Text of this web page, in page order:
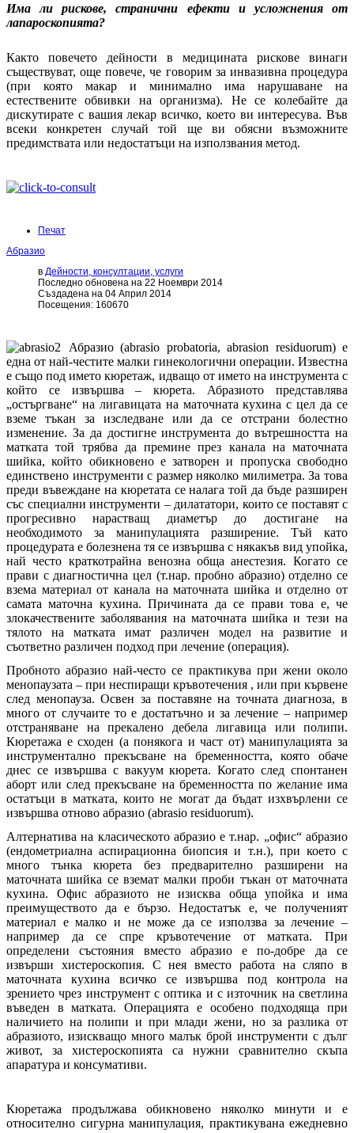
Има ли рискове, странични ефекти и усложнения от
лапароскопията?
Както повечето дейности в медицината рискове винаги
съществуват, още повече, че говорим за инвазивна процедура
(при която макар и минимално има нарушаване на
естествените обвивки на организма). Не се колебайте да
дискутирате с вашия лекар всичко, което ви интересува. Във
всеки конкретен случай той ще ви обясни възможните
предимствата или недостатъци на използвания метод.
Печат
Абразио
в Дейности, консултации, услуги
Последно обновена на 22 Ноември 2014
Създадена на 04 Април 2014
Посещения: 160670
Абразио (abrasio probatoria, abrasion residuorum) е
една от най-честите малки гинекологични операции. Известна
е също под името кюретаж, идващо от името на инструмента с
който се извършва – кюрета. Абразиото представлява
„остъргване“ на лигавицата на маточната кухина с цел да се
вземе тъкан за изследване или да се отстрани болестно
изменение. За да достигне инструмента до вътрешността на
матката той трябва да премине през канала на маточната
шийка, който обикновено е затворен и пропуска свободно
единствено инструменти с размер няколко милиметра. За това
преди въвеждане на кюретата се налага той да бъде разширен
със специални инструменти – дилататори, които се поставят с
прогресивно нарастващ диаметър до достигане на
необходимото за манипулацията разширение. Тъй като
процедурата е болезнена тя се извършва с някакъв вид упойка,
най често краткотрайна венозна обща анестезия. Когато се
прави с диагностична цел (т.нар. пробно абразио) отделно се
взема материал от канала на маточната шийка и отделно от
самата маточна кухина. Причината да се прави това е, че
злокачествените заболявания на маточната шийка и тези на
тялото на матката имат различен модел на развитие и
съответно различен подход при лечение (операция).
Пробното абразио най-често се практикува при жени около
менопаузата – при неспиращи кръвотечения , или при кървене
след менопауза. Освен за поставяне на точната диагноза, в
много от случаите то е достатъчно и за лечение – например
отстраняване на прекалено дебела лигавица или полипи.
Кюретажа е сходен (а понякога и част от) манипулацията за
инструментално прекъсване на бременността, която обаче
днес се извършва с вакуум кюрета. Когато след спонтанен
аборт или след прекъсване на бременността по желание има
остатъци в матката, които не могат да бъдат изхвърлени се
извършва отново абразио (abrasio residuorum).
Алтернатива на класическото абразио е т.нар. „офис“ абразио
(ендометриална аспирационна биопсия и т.н.), при което с
много тънка кюрета без предварително разширени на
маточната шийка се вземат малки проби тъкан от маточната
кухина. Офис абразиото не изисква обща упойка и има
преимуществото да е бързо. Недостатък е, че полученият
материал е малко и не може да се използва за лечение –
например да се спре кръвотечение от матката. При
определени състояния вместо абразио е по-добре да се
извърши хистероскопия. С нея вместо работа на сляпо в
маточната кухина всичко се извършва под контрола на
зрението чрез инструмент с оптика и с източник на светлина
въведен в матката. Операцията е особено подходяща при
наличието на полипи и при млади жени, но за разлика от
абразиото, изискващо много малък брой инструменти с дълг
живот, за хистероскопията са нужни сравнително скъпа
апаратура и консумативи.
Кюретажа продължава обикновено няколко минути и е
относително сигурна манипулация, практикувана ежедневно